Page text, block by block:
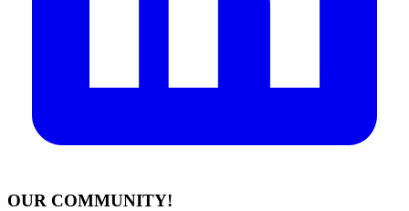
OUR COMMUNITY!